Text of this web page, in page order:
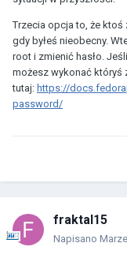
Trzecia opcja to, że ktoś
gdy byłeś nieobecny.
root i zmienić hasło.
możesz wykonać któryś
tutaj: https://
password/
fraktal15
Napisano